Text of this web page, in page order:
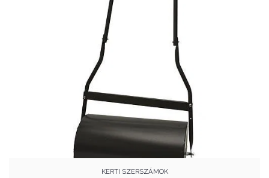
KERTI SZERSZÁMOK